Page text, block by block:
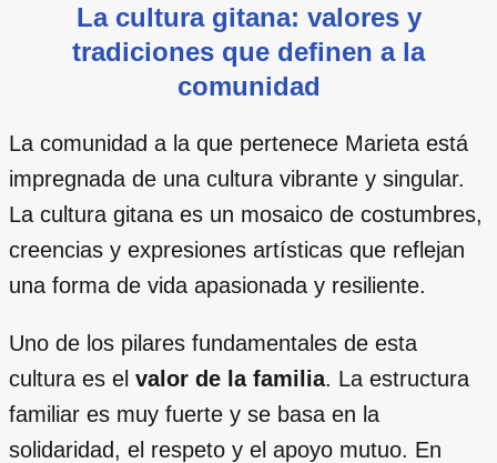
La cultura gitana: valores y
tradiciones que definen a la
comunidad
La comunidad a la que pertenece Marieta está
impregnada de una cultura vibrante y singular.
La cultura gitana es un mosaico de costumbres,
creencias y expresiones artísticas que reflejan
una forma de vida apasionada y resiliente.
Uno de los pilares fundamentales de esta
cultura es el valor de la familia. La estructura
familiar es muy fuerte y se basa en la
solidaridad, el respeto y el apoyo mutuo. En